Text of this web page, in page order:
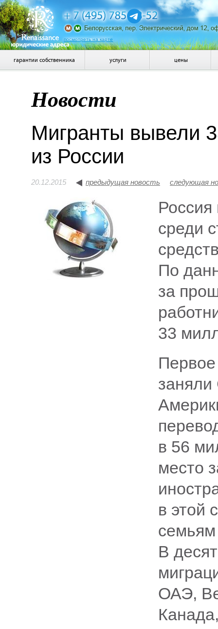
посмотреть на карте
гарантии собственника услуги цены
Новости
Мигранты вывели
из России
20.12.2015 предыдущая новость следующая
среди
По
за
33
в 56
место
в этой
В
ОАЭ,